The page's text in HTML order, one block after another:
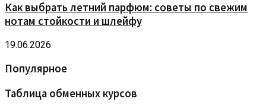
Как выбрать летний парфюм: советы по свежим
нотам стойкости и шлейфу
19.06.2026
Популярное
Таблица обменных курсов